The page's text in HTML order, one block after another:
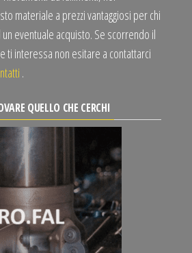
materiale a prezzi vantaggiosi per chi
eventuale acquisto. Se scorrendo il
ti interessa non esitare a contattarci
.
QUELLO CHE CERCHI